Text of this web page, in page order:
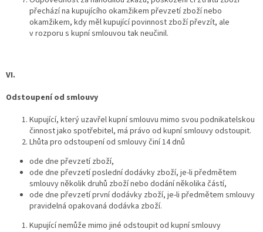
přechází na kupujícího okamžikem převzetí zboží nebo
okamžikem, kdy měl kupující povinnost zboží převzít, ale
v rozporu s kupní smlouvou tak neučinil.
VI.
Odstoupení od smlouvy
Kupující, který uzavřel kupní smlouvu mimo svou podnikatelskou
činnost jako spotřebitel, má právo od kupní smlouvy odstoupit.
Lhůta pro odstoupení od smlouvy činí 14 dnů
ode dne převzetí zboží,
ode dne převzetí poslední dodávky zboží, je-li předmětem
smlouvy několik druhů zboží nebo dodání několika částí,
ode dne převzetí první dodávky zboží, je-li předmětem smlouvy
pravidelná opakovaná dodávka zboží.
Kupující nemůže mimo jiné odstoupit od kupní smlouvy